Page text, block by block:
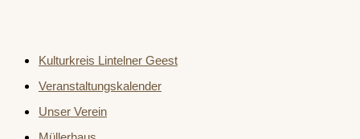
Kulturkreis Lintelner Geest
Veranstaltungskalender
Unser Verein